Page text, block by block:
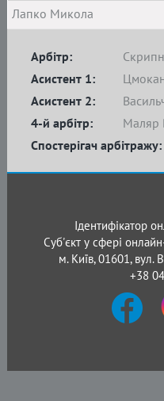
Лапко Микола
Арбітр:
Асистент 1:
Асистент 2:
4-й арбітр:
Маляр
Спостерігач арбітражу:
Ідентифікатор
Суб'єкт у сфері
м. Київ, 01601, вул.
+38